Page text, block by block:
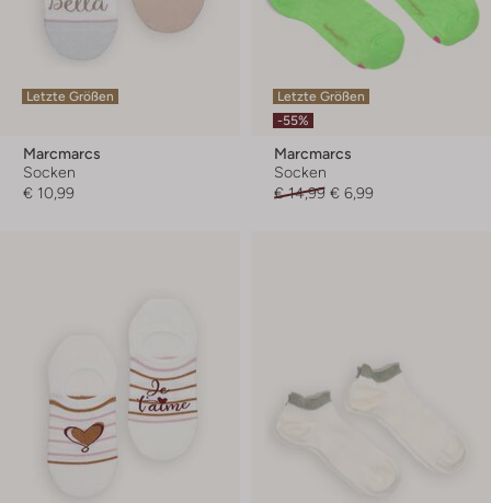
Letzte Größen
Marcmarcs
Socken
€ 10,99
Letzte Größen
-55%
Marcmarcs
Socken
€ 14,99 € 6,99